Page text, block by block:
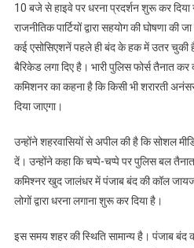
10 बजे से हाइवे पर धरना प्रदर्शन शुरू कर दिया
राजनीतिक पार्टियों द्वारा सहयोग की घोषणा
कई एसोसिएशनें पहले ही बंद के हक में उतर चुकी
बैरिकेड लगा दिए है। भारी पुलिस फोर्स तैनात
कमिशनर का कहना है कि किसी भी शरारती
दिया जाएगा।
उन्होंने शहरवासियों से अपील की है कि सोशल
दें। उन्होंने कहा कि चप्पे-चप्पे पर पुलिस बल
कमिश्नर खुद जालंधर में पंजाब बंद की कॉल
लोगों द्वारा धरना लगाना शुरू कर दिया है।
इस समय शहर की स्थिति सामान्य है। पंजाब बंद